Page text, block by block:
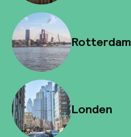
Rotterdam
Londen